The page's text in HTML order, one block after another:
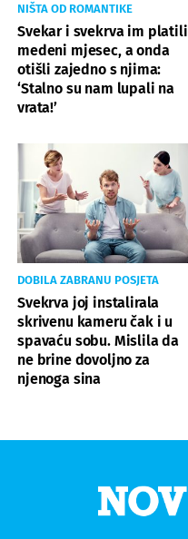
NIŠTA OD ROMANTIKE
Svekar i svekrva im platili
medeni mjesec, a onda
otišli zajedno s njima:
‘Stalno su nam lupali na
vrata!’
DOBILA ZABRANU POSJETA
Svekrva joj instalirala
skrivenu kameru čak i u
spavaću sobu. Mislila da
ne brine dovoljno za
njenoga sina